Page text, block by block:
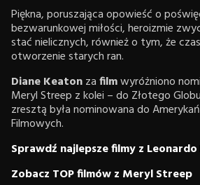
Piękna, poruszająca opowieść o
bezwarunkowej miłości, heroizmie
stać nielicznych, również o tym, że
otworzenie starych ran.
Diane Keatonzafilmwyróżniono
Meryl Streep z kolei – do Złotego
zresztą była nominowana do
Filmowych.
Sprawdź najlepsze filmy z
Zobacz TOP filmów z Meryl Streep